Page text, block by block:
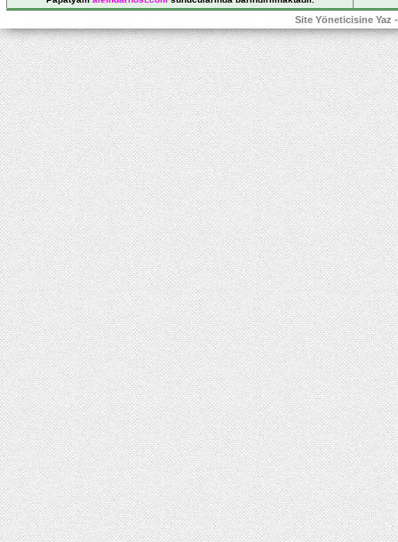
Site Yöneticisine Yaz